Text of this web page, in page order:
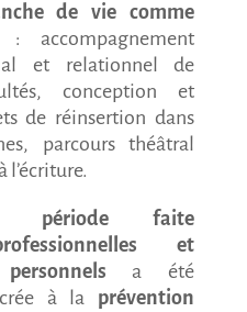
de vie comme
: accompagnement
et relationnel de
conception et
de réinsertion dans
parcours théâtral
l’écriture.
période faite
et
a été
à la prévention